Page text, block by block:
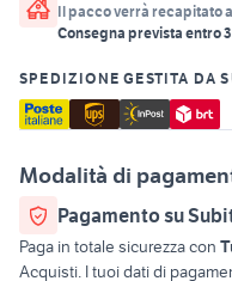
Il pacco verrà recapitato
Consegna prevista entro3
SPEDIZIONE GESTITA DA
Modalità di
Pagamento su
Paga in totale sicurezza con
Acquisti. I tuoi dati di